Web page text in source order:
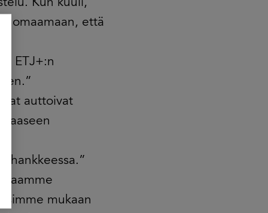
Kun kuuli,
että
ETJ+:n
auttoivat
hankkeessa.”
mukaan